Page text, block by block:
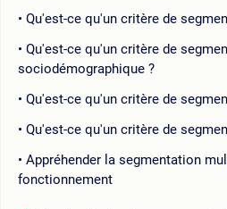
Qu'est-ce qu'un critère de
Qu'est-ce qu'un critère de
sociodémographique ?
Qu'est-ce qu'un critère de
Qu'est-ce qu'un critère de
Appréhender la segmentation
fonctionnement